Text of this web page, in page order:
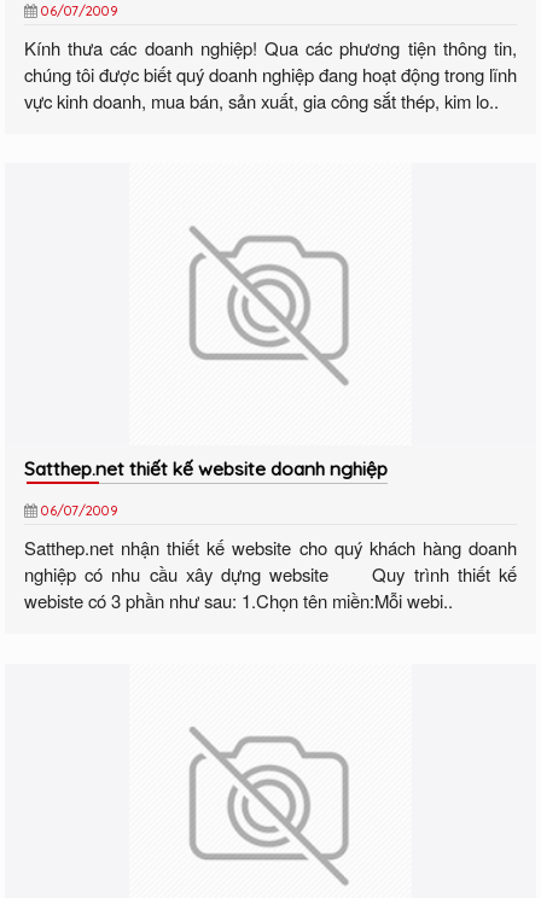
06/07/2009
Kính thưa các doanh nghiệp! Qua các phương tiện thông tin,
chúng tôi được biết quý doanh nghiệp đang hoạt động trong lĩnh
vực kinh doanh, mua bán, sản xuất, gia công sắt thép, kim lo..
Satthep.net thiết kế website doanh nghiệp
06/07/2009
Satthep.net nhận thiết kế website cho quý khách hàng doanh
nghiệp có nhu cầu xây dựng website Quy trình thiết kế
webiste có 3 phần như sau: 1.Chọn tên miền:Mỗi webi..